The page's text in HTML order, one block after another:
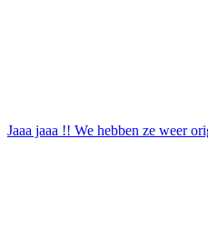
Jaaa jaaa !! We hebben ze weer